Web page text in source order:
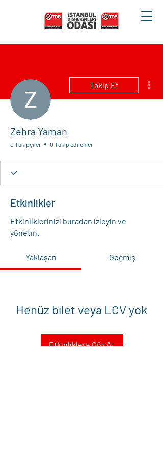
Takip Et
Zehra Yaman
0 Takipçiler 0 Takip edilenler
Etkinlikler
Etkinliklerinizi buradan izleyin ve
yönetin.
Yaklaşan Geçmiş
Henüz bilet veya LCV yok
Etkinliklere Göz At